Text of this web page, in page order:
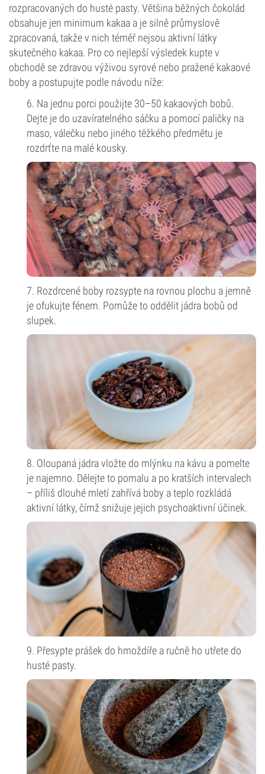
rozpracovaných do husté pasty. Většina běžných čokolád
obsahuje jen minimum kakaa a je silně průmyslově
zpracovaná, takže v nich téměř nejsou aktivní látky
skutečného kakaa. Pro co nejlepší výsledek kupte v
obchodě se zdravou výživou syrové nebo pražené kakaové
boby a postupujte podle návodu níže:
6. Na jednu porci použijte 30–50 kakaových bobů.
Dejte je do uzavíratelného sáčku a pomocí paličky na
maso, válečku nebo jiného těžkého předmětu je
rozdrťte na malé kousky.
7. Rozdrcené boby rozsypte na rovnou plochu a jemně
je ofukujte fénem. Pomůže to oddělit jádra bobů od
slupek.
8. Oloupaná jádra vložte do mlýnku na kávu a pomelte
je najemno. Dělejte to pomalu a po kratších intervalech
– příliš dlouhé mletí zahřívá boby a teplo rozkládá
aktivní látky, čímž snižuje jejich psychoaktivní účinek.
9. Přesypte prášek do hmoždíře a ručně ho utřete do
husté pasty.